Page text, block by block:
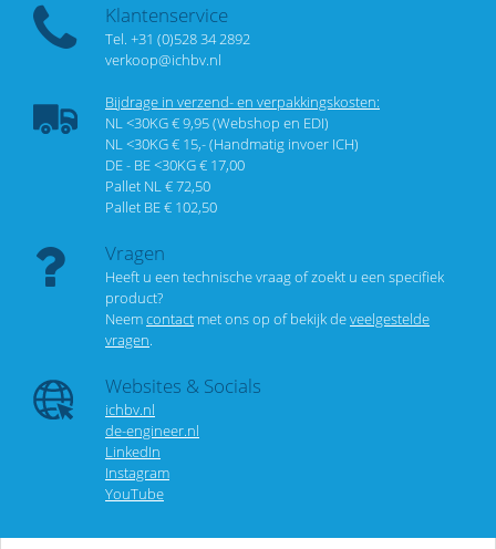
Klantenservice
Tel. +31 (0)528 34 2892
verkoop@ichbv.nl
Bijdrage in verzend- en verpakkingskosten:
NL <30KG € 9,95 (Webshop en EDI)
NL <30KG € 15,- (Handmatig invoer ICH)
DE - BE <30KG € 17,00
Pallet NL € 72,50
Pallet BE € 102,50
Vragen
Heeft u een technische vraag of zoekt u een specifiek
product?
Neemcontact met ons op of bekijk deveelgestelde
vragen.
Websites & Socials
ichbv.nl
de-engineer.nl
LinkedIn
Instagram
YouTube